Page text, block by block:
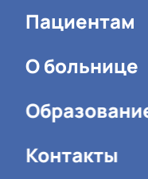
Пациентам
О больнице
Контакты
тканей
АСК